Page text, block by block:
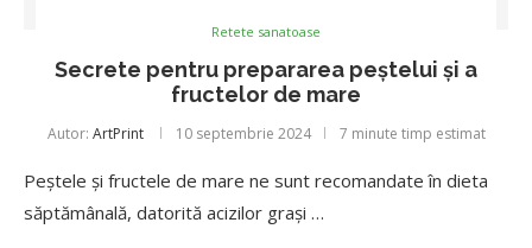
Retete sanatoase
Secrete pentru prepararea peștelui și a
fructelor de mare
Autor: ArtPrint 10 septembrie 2024 7 minute timp estimat
Peștele și fructele de mare ne sunt recomandate în dieta
săptămânală, datorită acizilor grași …